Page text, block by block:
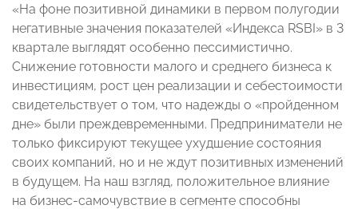
«На фоне позитивной динамики в первом полугодии
негативные значения показателей «Индекса RSBI» в 3
квартале выглядят особенно пессимистично.
Снижение готовности малого и среднего бизнеса к
инвестициям, рост цен реализации и себестоимости
свидетельствует о том, что надежды о «пройденном
дне» были преждевременными. Предприниматели не
только фиксируют текущее ухудшение состояния
своих компаний, но и не ждут позитивных изменений
в будущем. На наш взгляд, положительное влияние
на бизнес-самочувствие в сегменте способны